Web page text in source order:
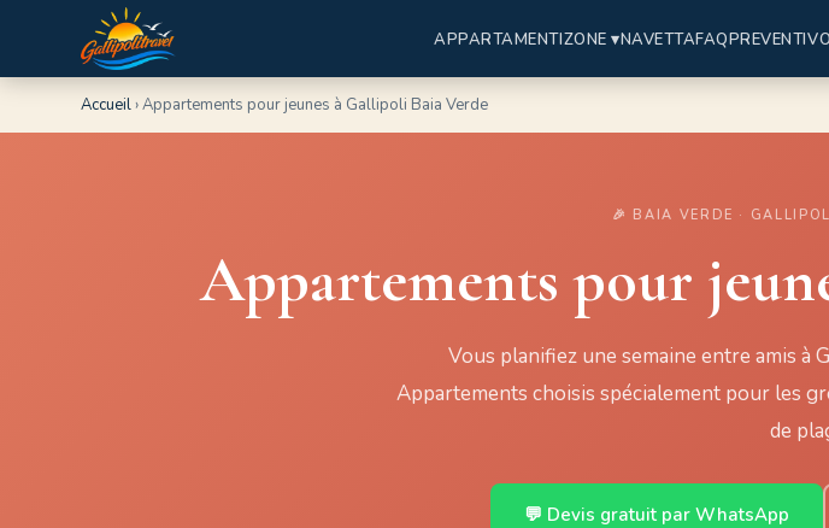
APPARTAMENTIZONE ▾NAVETTAFAQPREVENTIVO
Accueil›Appartements pour jeunes à Gallipoli Baia Verde
🎉 BAIA VERDE ·
Appartements pour
Vous planifiez une semaine entre amis à
Appartements choisis spécialement pour les
de
💬 Devis gratuit par WhatsApp